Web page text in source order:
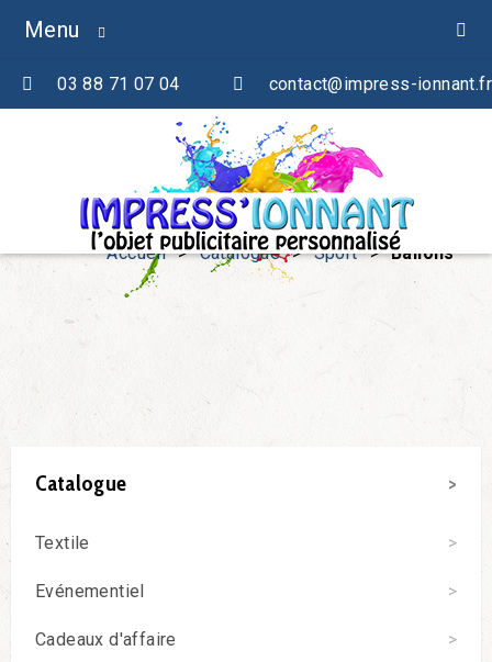
Menu
03 88 71 07 04 contact@impress-ionnant.fr
Accueil > Catalogue > Sport > Ballons
Catalogue
Textile
Evénementiel
Cadeaux d'affaire